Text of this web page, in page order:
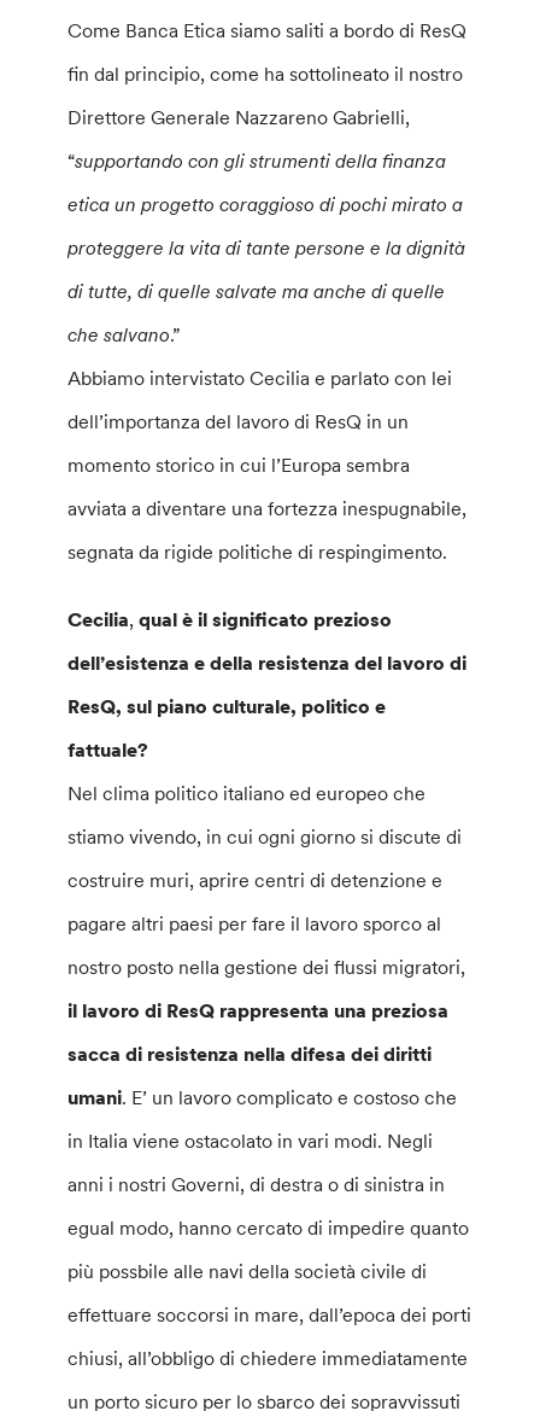
Come Banca Etica siamo saliti a bordo di ResQ
fin dal principio, come ha sottolineato il nostro
Direttore Generale Nazzareno Gabrielli,
“supportando con gli strumenti della finanza
etica un progetto coraggioso di pochi mirato a
proteggere la vita di tante persone e la dignità
di tutte, di quelle salvate ma anche di quelle
che salvano.”
Abbiamo intervistato Cecilia e parlato con lei
dell’importanza del lavoro di ResQ in un
momento storico in cui l’Europa sembra
avviata a diventare una fortezza inespugnabile,
segnata da rigide politiche di respingimento.
Cecilia,qual è il significato prezioso
dell’esistenza e della resistenza del lavoro di
ResQ, sul piano culturale, politico e
fattuale?
Nel clima politico italiano ed europeo che
stiamo vivendo, in cui ogni giorno si discute di
costruire muri, aprire centri di detenzione e
pagare altri paesi per fare il lavoro sporco al
nostro posto nella gestione dei flussi migratori,
il lavoro di ResQ rappresenta una preziosa
sacca di resistenza nella difesa dei diritti
umani. E’ un lavoro complicato e costoso che
in Italia viene ostacolato in vari modi. Negli
anni i nostri Governi, di destra o di sinistra in
egual modo, hanno cercato di impedire quanto
più possbile alle navi della società civile di
effettuare soccorsi in mare, dall’epoca dei porti
chiusi, all’obbligo di chiedere immediatamente
un porto sicuro per lo sbarco dei sopravvissuti